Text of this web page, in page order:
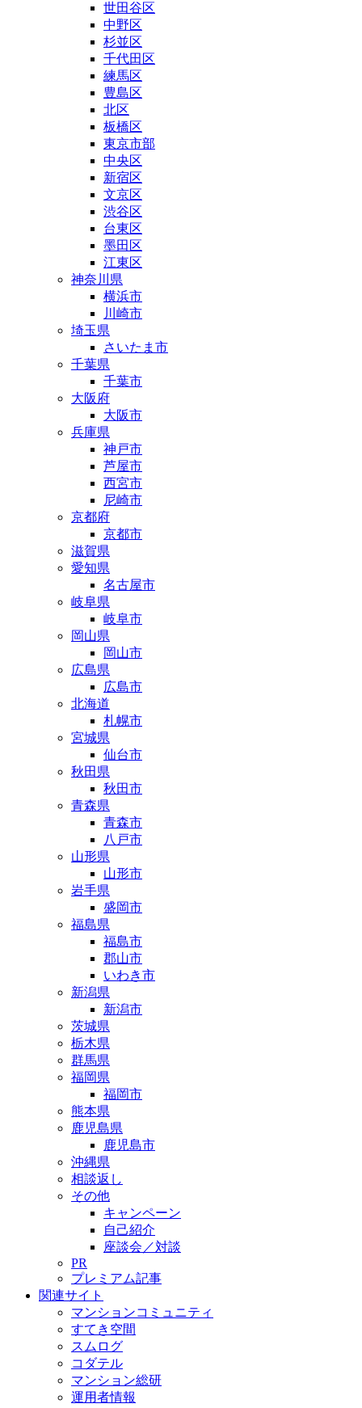
世田谷区
中野区
杉並区
千代田区
練馬区
豊島区
北区
板橋区
東京市部
中央区
新宿区
文京区
渋谷区
台東区
墨田区
江東区
神奈川県
横浜市
川崎市
埼玉県
さいたま市
千葉県
千葉市
大阪府
大阪市
兵庫県
神戸市
芦屋市
西宮市
尼崎市
京都府
京都市
滋賀県
愛知県
名古屋市
岐阜県
岐阜市
岡山県
岡山市
広島県
広島市
北海道
札幌市
宮城県
仙台市
秋田県
秋田市
青森県
青森市
八戸市
山形県
山形市
岩手県
盛岡市
福島県
福島市
郡山市
いわき市
新潟県
新潟市
茨城県
栃木県
群馬県
福岡県
福岡市
熊本県
鹿児島県
鹿児島市
沖縄県
相談返し
その他
キャンペーン
自己紹介
座談会／対談
PR
プレミアム記事
関連サイト
マンションコミュニティ
すてき空間
スムログ
コダテル
マンション総研
運用者情報